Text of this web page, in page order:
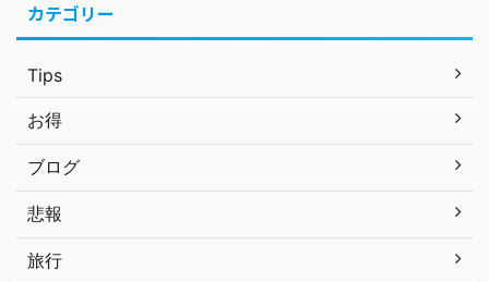
カテゴリー
Tips
お得
ブログ
悲報
旅行